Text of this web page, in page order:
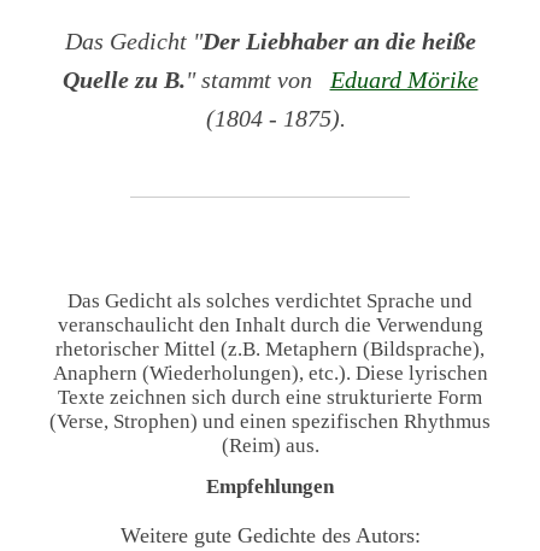
Das Gedicht "Der Liebhaber an die heiße
Quelle zu B." stammt von
Eduard Mörike
(1804 - 1875).
Das Gedicht als solches verdichtet Sprache und
veranschaulicht den Inhalt durch die Verwendung
rhetorischer Mittel (z.B. Metaphern (Bildsprache),
Anaphern (Wiederholungen), etc.). Diese lyrischen
Texte zeichnen sich durch eine strukturierte Form
(Verse, Strophen) und einen spezifischen Rhythmus
(Reim) aus.
Empfehlungen
Weitere gute Gedichte des Autors: